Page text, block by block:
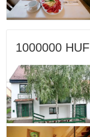
1000000 HUF